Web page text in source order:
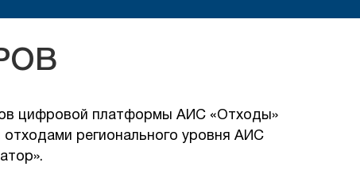
цифровой платформы АИС «Отходы»
регионального уровня АИС